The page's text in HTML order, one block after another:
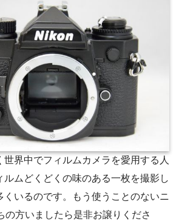
界中でフィルムカメラを愛用する人
ルムどくどくの味のある一枚を撮影し
くいるのです。もう使うことのないニ
の方いましたら是非お譲りくださ